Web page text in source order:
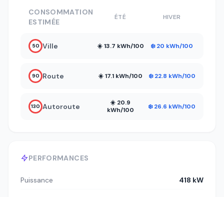
PERFORMANCES
Puissance 418 kW
CONSOMMATION
ESTIMÉE
ÉTÉ HIVER
50 Ville ☀️ 13.7 kWh/100 ❄️ 20 kWh/100
90 Route ☀️ 17.1 kWh/100 ❄️ 22.8 kWh/100
130 Autoroute
☀️ 20.9
kWh/100
❄️ 26.6 kWh/100